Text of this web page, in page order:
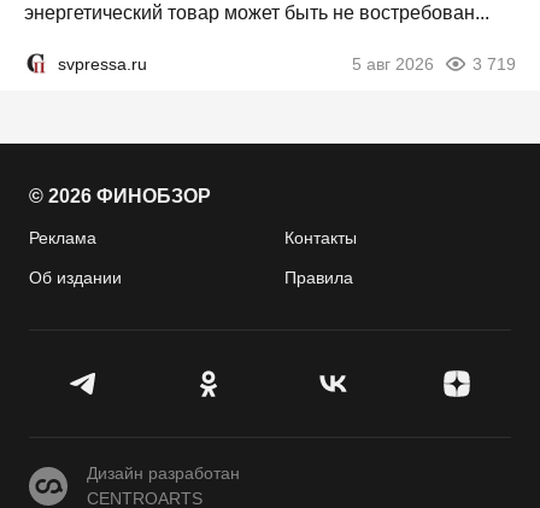
энергетический товар может быть не востребован...
svpressa.ru 5 авг 2026 3 719
© 2026 ФИНОБЗОР
Реклама Контакты
Об издании Правила
CENTROARTS